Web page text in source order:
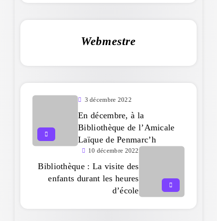
Webmestre
3 décembre 2022
En décembre, à la
Bibliothèque de l’Amicale
Laïque de Penmarc’h
10 décembre 2022
Bibliothèque : La visite des
enfants durant les heures
d’école